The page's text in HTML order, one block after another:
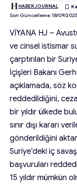
Son Güncelleme: 18/09/2025
HABERJOURNAL
VİYANA HJ –
ve cinsel istismar
çarptırılan bir
İçişleri Bakanı
açıklamada, söz
reddedildiğini,
bir yıldır ülkede
sınır dışı kararı
gönderildiğini
Suriye’deki iç
başvuruları
15 yıldır mümkün